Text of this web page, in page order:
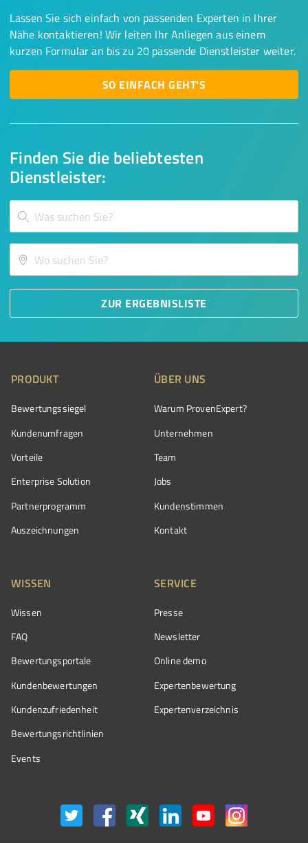
Finden Sie die beliebtesten
Dienstleister:
ZUR ERGEBNISLISTE
Lassen Sie sich einfach von passenden Experten in Ihrer
Nähe kontaktieren! Wir leiten Ihr Anliegen aus einem
kurzen Formular an bis zu 20 passende Dienstleister weiter.
SO EINFACH GEHT'S
PRODUKT
Bewertungssiegel
Kundenumfragen
Vorteile
Enterprise Solution
Partnerprogramm
Auszeichnungen
ÜBER UNS
Warum ProvenExpert?
Unternehmen
Team
Jobs
Kundenstimmen
Kontakt
WISSEN
Wissen
FAQ
Bewertungsportale
Kundenbewertungen
Kundenzufriedenheit
Bewertungs­richtlinien
Events
SERVICE
Presse
Newsletter
Online demo
Expertenbewertung
Expertenverzeichnis